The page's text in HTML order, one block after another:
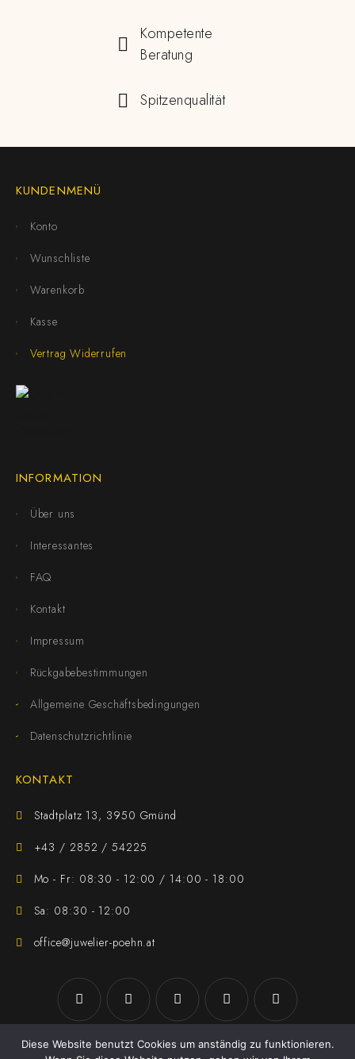
Kompetente
Beratung
Spitzenqualität
KUNDENMENÜ
Konto
Wunschliste
Warenkorb
Kasse
Vertrag Widerrufen
INFORMATION
Über uns
Interessantes
FAQ
Kontakt
Impressum
Rückgabebestimmungen
Allgemeine Geschäftsbedingungen
Datenschutzrichtlinie
KONTAKT
Stadtplatz 13, 3950 Gmünd
+43 / 2852 / 54225
Mo - Fr: 08:30 - 12:00 / 14:00 - 18:00
Sa: 08:30 - 12:00
office@juwelier-poehn.at
Diese Website benutzt Cookies um anständig zu funktionieren.